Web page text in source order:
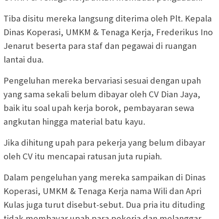
Tiba disitu mereka langsung diterima oleh Plt. Kepala
Dinas Koperasi, UMKM & Tenaga Kerja, Frederikus Ino
Jenarut beserta para staf dan pegawai di ruangan
lantai dua.
Pengeluhan mereka bervariasi sesuai dengan upah
yang sama sekali belum dibayar oleh CV Dian Jaya,
baik itu soal upah kerja borok, pembayaran sewa
angkutan hingga material batu kayu.
Jika dihitung upah para pekerja yang belum dibayar
oleh CV itu mencapai ratusan juta rupiah.
Dalam pengeluhan yang mereka sampaikan di Dinas
Koperasi, UMKM & Tenaga Kerja nama Wili dan Apri
Kulas juga turut disebut-sebut. Dua pria itu dituding